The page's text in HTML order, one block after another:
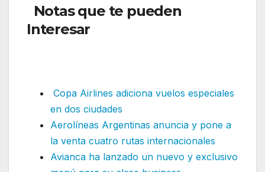
Notas que te pueden
Interesar
Copa Airlines adiciona vuelos especiales
en dos ciudades
Aerolíneas Argentinas anuncia y pone a
la venta cuatro rutas internacionales
Avianca ha lanzado un nuevo y exclusivo